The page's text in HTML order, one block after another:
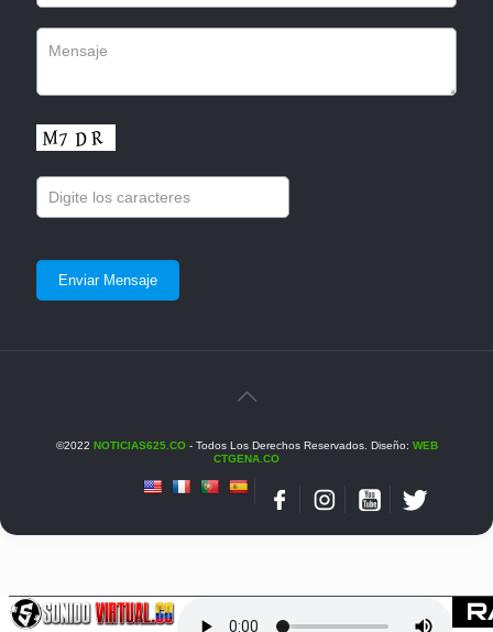
©2022 NOTICIAS625.CO- Todos Los Derechos Reservados. Diseño: WEB
CTGENA.CO